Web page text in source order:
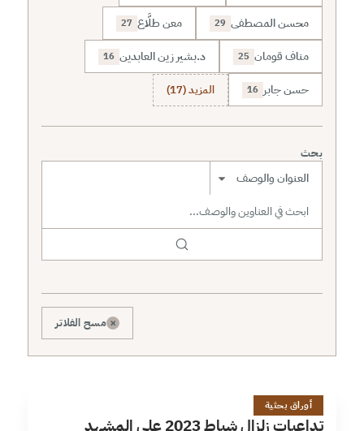
محسن المصطفى 29 معن طلَّاع 27
مناف قومان 25 د.بشير زين العابدين 16
حسن جابر 16 المزيد (17)
بحث
نطاق البحث
× مسح الفلاتر
ت6 دقائق
أوراق بحثية
تداعيات زلزال شباط 2023 على المشهد